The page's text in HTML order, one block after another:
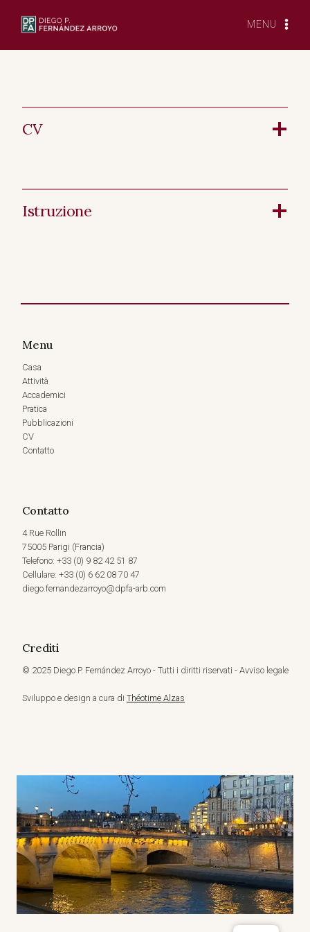
MENU
CV
Istruzione
Menu
Casa
Attività
Accademici
Pratica
Pubblicazioni
CV
Contatto
Contatto
4 Rue Rollin
75005 Parigi (Francia)
Telefono: +33 (0) 9 82 42 51 87
Cellulare: +33 (0) 6 62 08 70 47
diego.fernandezarroyo@dpfa-arb.com
Crediti
© 2025 Diego P. Fernández Arroyo - Tutti i diritti riservati - Avviso legale
Sviluppo e design a cura di Théotime Alzas